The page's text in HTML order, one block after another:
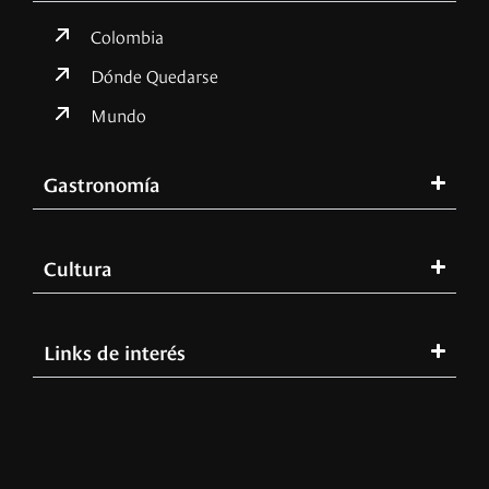
Colombia
Dónde Quedarse
Mundo
Gastronomía
Cultura
Links de interés